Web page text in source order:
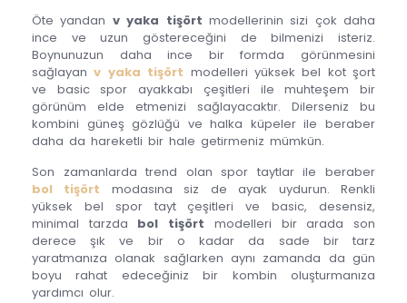
Öte yandan v yaka tişört modellerinin sizi çok daha
ince ve uzun göstereceğini de bilmenizi isteriz.
Boynunuzun daha ince bir formda görünmesini
sağlayanv yaka tişört modelleri yüksek bel kot şort
ve basic spor ayakkabı çeşitleri ile muhteşem bir
görünüm elde etmenizi sağlayacaktır. Dilerseniz bu
kombini güneş gözlüğü ve halka küpeler ile beraber
daha da hareketli bir hale getirmeniz mümkün.
Son zamanlarda trend olan spor taytlar ile beraber
bol tişört
modasına siz de ayak uydurun. Renkli
yüksek bel spor tayt çeşitleri ve basic, desensiz,
minimal tarzda bol tişört modelleri bir arada son
derece şık ve bir o kadar da sade bir tarz
yaratmanıza olanak sağlarken aynı zamanda da gün
boyu rahat edeceğiniz bir kombin oluşturmanıza
yardımcı olur.